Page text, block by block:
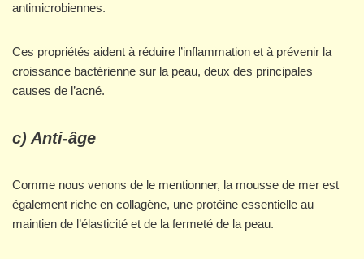
antimicrobiennes.
Ces propriétés aident à réduire l’inflammation et à prévenir la
croissance bactérienne sur la peau, deux des principales
causes de l’acné.
c) Anti-âge
Comme nous venons de le mentionner, la mousse de mer est
également riche en collagène, une protéine essentielle au
maintien de l’élasticité et de la fermeté de la peau.